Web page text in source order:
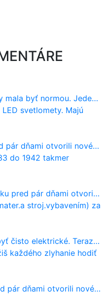
nový dnes stojí priemerne 1251 eur!
svetlomety. Majú
otvorili nové mosty, ktoré to sú?
do 1942 takmer
dňami otvorili nové mosty, ktoré to sú?
stroj.vybavením) za
zisťuje, že potrebuje nový osemvalcový motor
každého zlyhanie hodiť
otvorili nové mosty, ktoré to sú?